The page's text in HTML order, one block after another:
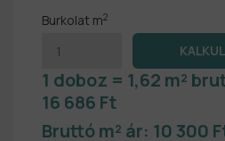
Burkolat m2
1 doboz = 1,62 m²
16 686 Ft
Bruttó m² ár: 10 300